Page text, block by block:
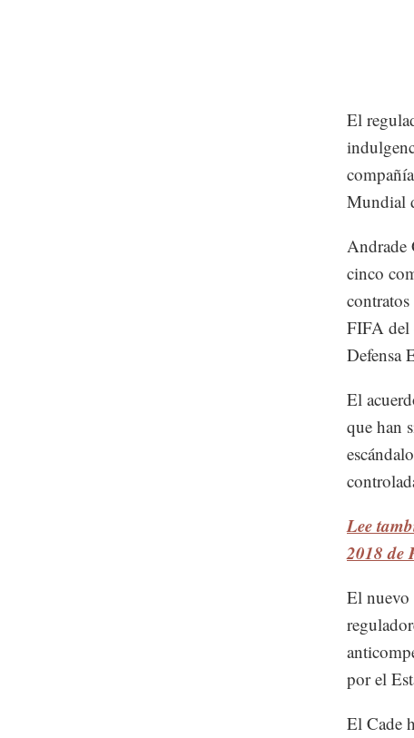
El
Mundial
Andrade
cinco
FIFA del
Defensa
El
que han
Lee
2018 de
El nuevo
por el
El Cade